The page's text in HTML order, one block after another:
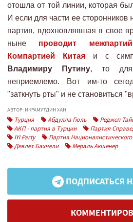
отошла от той линии, которая
И если для части ее сторонников
партия, вдохновлявшая в свое
ныне проводит
Компартией Китаяи с
Владимиру Путину, то для
неприемлемо. Вот им-то
"заткнуть рты" и не становиться
АВТОР: ИКРАМУТДИН ХАН
Турция Абдулла Гюль
Реджеп
АКП - партия в Турции
Партия
IYI Party
Партия
Девлет Бахчели
Мераль Акшенер
ПОДПИСАТЬСЯ